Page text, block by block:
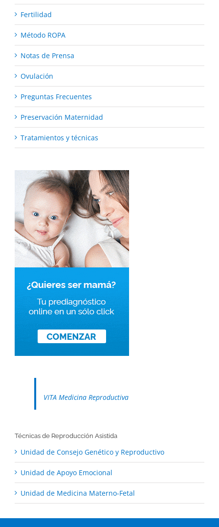
Fertilidad
Método ROPA
Notas de Prensa
Ovulación
Preguntas Frecuentes
Preservación Maternidad
Tratamientos y técnicas
VITA Medicina Reproductiva
Técnicas de Reproducción Asistida
Unidad de Consejo Genético y Reproductivo
Unidad de Apoyo Emocional
Unidad de Medicina Materno-Fetal